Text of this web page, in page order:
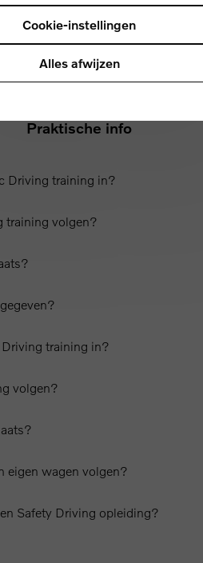
Praktische info
Driving training in?
training volgen?
training in?
volgen?
eigen wagen volgen?
Safety Driving opleiding?
Cookie-instellingen
Alles afwijzen